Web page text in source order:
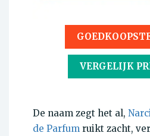
VERGELIJK
De naam zegt het al,
de Parfum ruikt zacht,